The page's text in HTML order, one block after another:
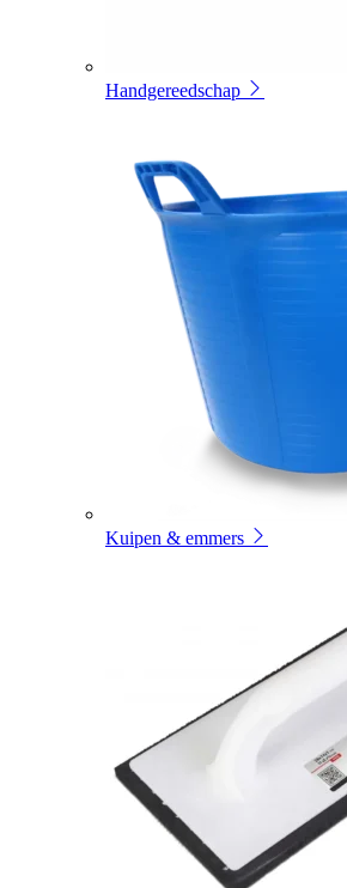
Handgereedschap
Kuipen & emmers